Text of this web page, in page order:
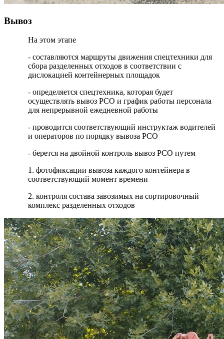
Вывоз
На этом этапе
- составляются маршруты движения спецтехники для
сбора разделенных отходов в соответствии с
дислокацией контейнерных площадок
- определяется спецтехника, которая будет
осуществлять вывоз РСО и график работы персонала
для непрерывной ежедневной работы
- проводится соответствующий инструктаж водителей
и операторов по порядку вывоза РСО
- берется на двойной контроль вывоз РСО путем
1. фотофиксации вывоза каждого контейнера в
соответствующий момент времени
2. контроля состава завозимых на сортировочный
комплекс разделенных отходов